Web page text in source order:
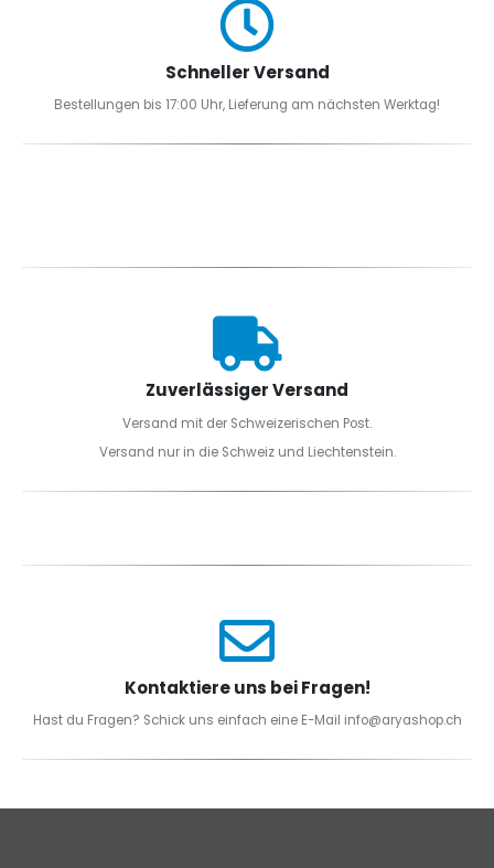
Schneller Versand
Bestellungen bis 17:00 Uhr, Lieferung am nächsten Werktag!
Zuverlässiger Versand
Versand mit der Schweizerischen Post.
Versand nur in die Schweiz und Liechtenstein.
Kontaktiere uns bei Fragen!
Hast du Fragen? Schick uns einfach eine E-Mail info@aryashop.ch